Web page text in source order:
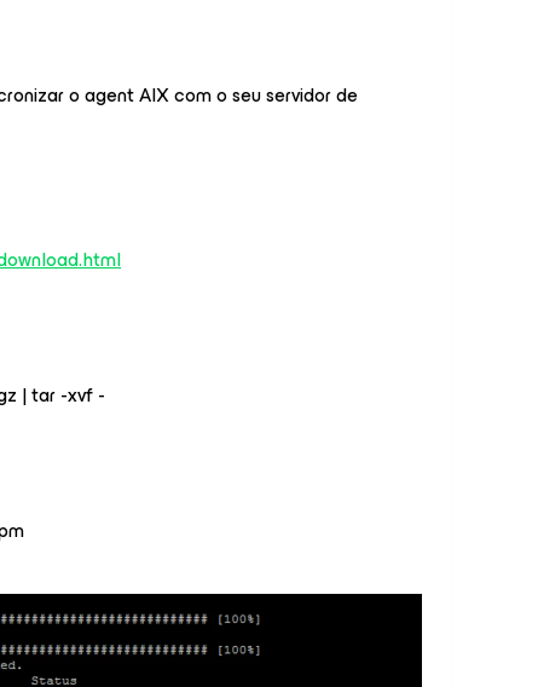
o agent AIX com o seu servidor de
| tar -xvf -